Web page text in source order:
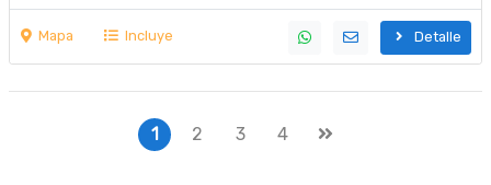
Mapa Incluye Detalle
1 2 3 4